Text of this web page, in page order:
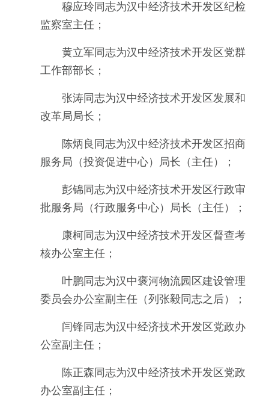
穆应玲同志为汉中经济技术开发区纪检
监察室主任；
黄立军同志为汉中经济技术开发区党群
工作部部长；
张涛同志为汉中经济技术开发区发展和
改革局局长；
陈炳良同志为汉中经济技术开发区招商
服务局（投资促进中心）局长（主任）；
彭锦同志为汉中经济技术开发区行政审
批服务局（行政服务中心）局长（主任）；
康柯同志为汉中经济技术开发区督查考
核办公室主任；
叶鹏同志为汉中褒河物流园区建设管理
委员会办公室副主任（列张毅同志之后）；
闫锋同志为汉中经济技术开发区党政办
公室副主任；
陈正森同志为汉中经济技术开发区党政
办公室副主任；